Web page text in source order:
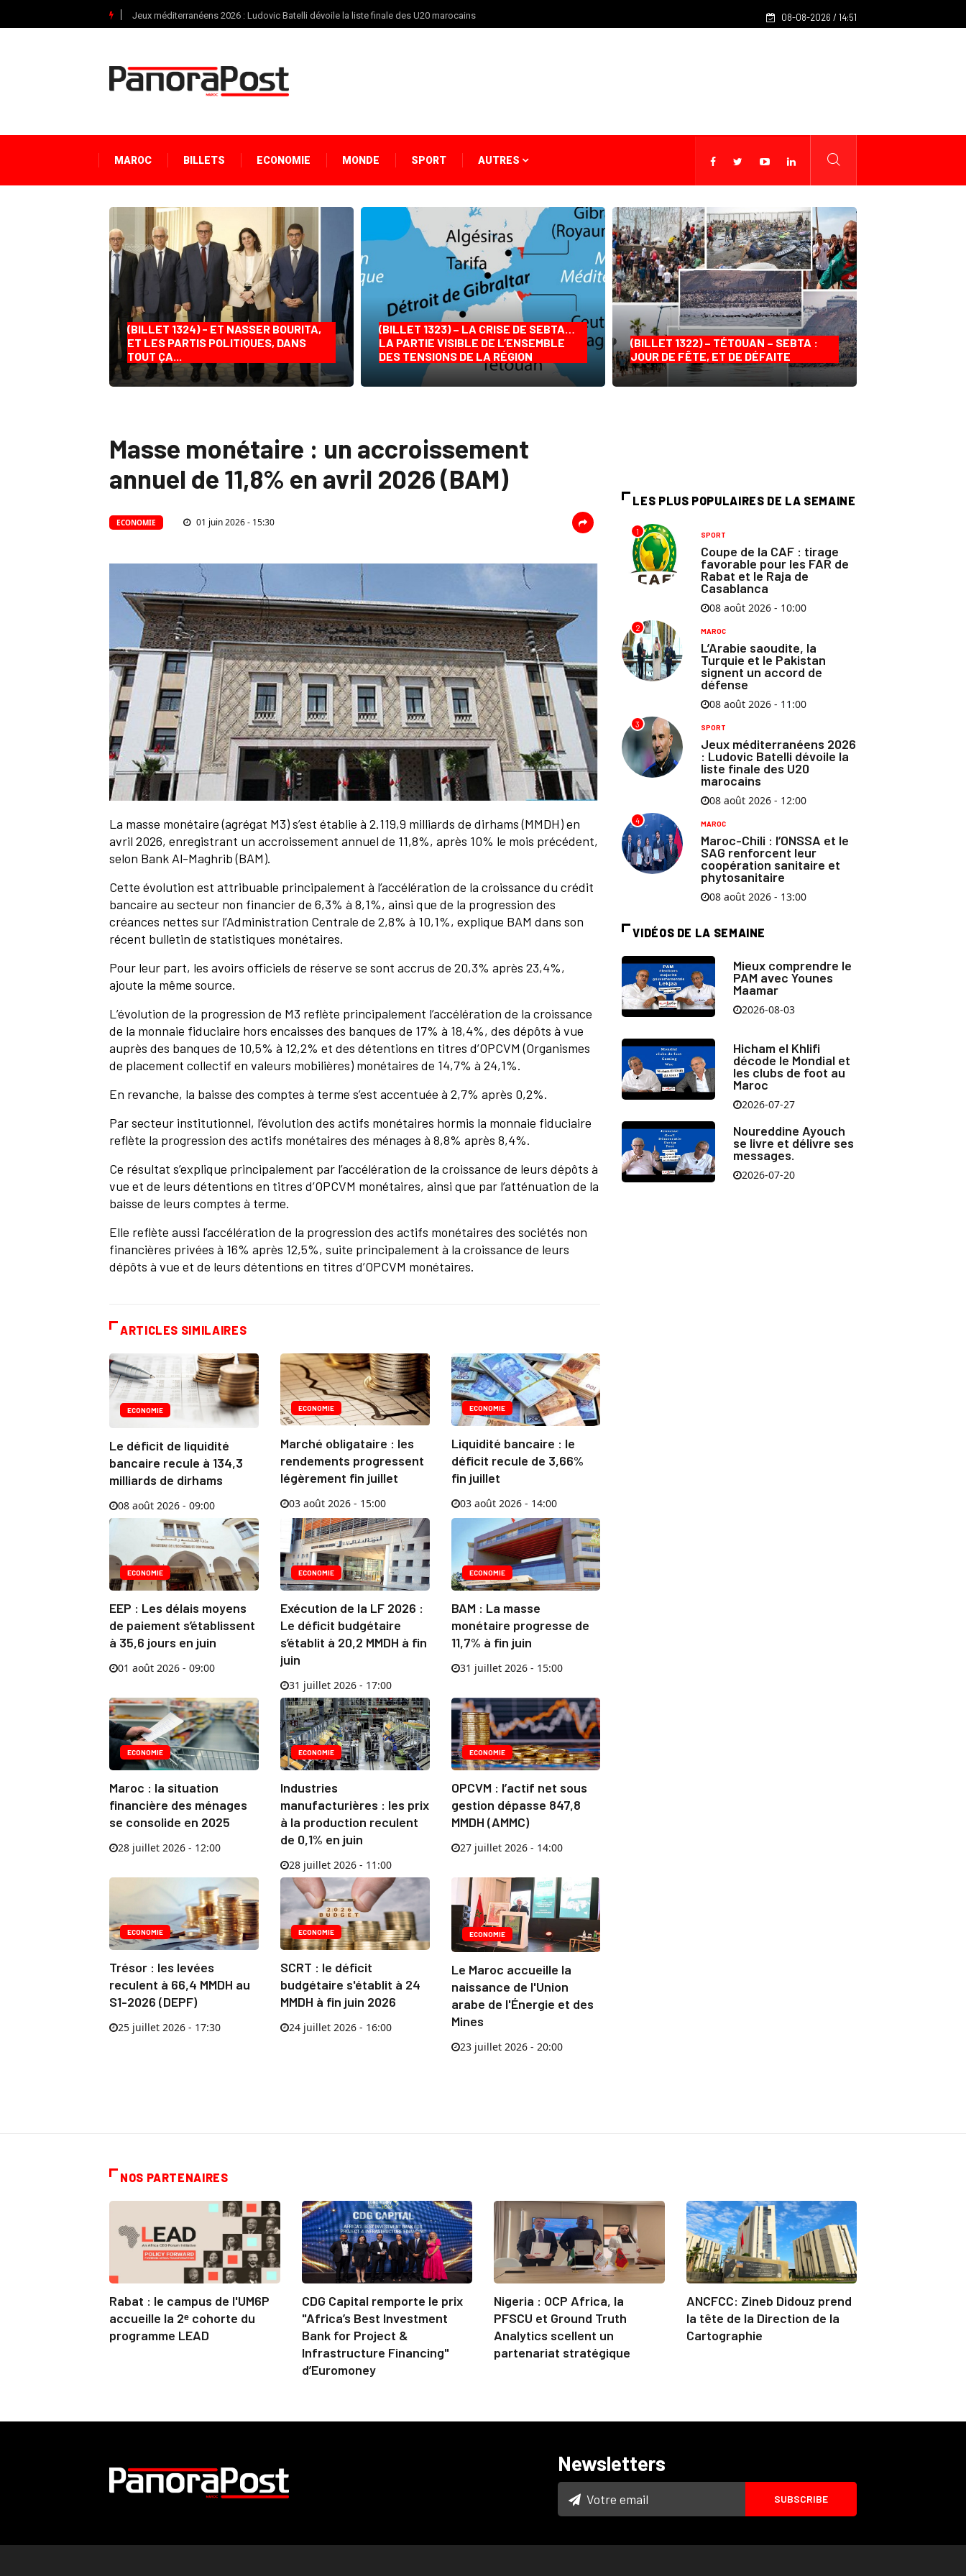
Jeux méditerranéens 2026 : Ludovic Batelli dévoile la liste finale des U20 marocains L’Arabie saoudite, la Turquie et le Pakistan signent un accord
08-08-2026 / 14:51
MAROC BILLETS ECONOMIE MONDE SPORT AUTRES
(BILLET 1324) - ET NASSER BOURITA,
ET LES PARTIS POLITIQUES, DANS
TOUT ÇA...
(BILLET 1323) – LA CRISE DE SEBTA…
LA PARTIE VISIBLE DE L’ENSEMBLE
DES TENSIONS DE LA RÉGION
(BILLET 1322) – TÉTOUAN – SEBTA :
JOUR DE FÊTE, ET DE DÉFAITE
Masse monétaire : un accroissement
annuel de 11,8% en avril 2026 (BAM)
ECONOMIE 01 juin 2026 - 15:30
La masse monétaire (agrégat M3) s’est établie à 2.119,9 milliards de dirhams (MMDH) en
avril 2026, enregistrant un accroissement annuel de 11,8%, après 10% le mois précédent,
selon Bank Al-Maghrib (BAM).
Cette évolution est attribuable principalement à l’accélération de la croissance du crédit
bancaire au secteur non financier de 6,3% à 8,1%, ainsi que de la progression des
créances nettes sur l’Administration Centrale de 2,8% à 10,1%, explique BAM dans son
récent bulletin de statistiques monétaires.
Pour leur part, les avoirs officiels de réserve se sont accrus de 20,3% après 23,4%,
ajoute la même source.
L’évolution de la progression de M3 reflète principalement l’accélération de la croissance
de la monnaie fiduciaire hors encaisses des banques de 17% à 18,4%, des dépôts à vue
auprès des banques de 10,5% à 12,2% et des détentions en titres d’OPCVM (Organismes
de placement collectif en valeurs mobilières) monétaires de 14,7% à 24,1%.
En revanche, la baisse des comptes à terme s’est accentuée à 2,7% après 0,2%.
Par secteur institutionnel, l’évolution des actifs monétaires hormis la monnaie fiduciaire
reflète la progression des actifs monétaires des ménages à 8,8% après 8,4%.
Ce résultat s’explique principalement par l’accélération de la croissance de leurs dépôts à
vue et de leurs détentions en titres d’OPCVM monétaires, ainsi que par l’atténuation de la
baisse de leurs comptes à terme.
Elle reflète aussi l’accélération de la progression des actifs monétaires des sociétés non
financières privées à 16% après 12,5%, suite principalement à la croissance de leurs
dépôts à vue et de leurs détentions en titres d’OPCVM monétaires.
ARTICLES SIMILAIRES
ECONOMIE
Le déficit de liquidité
bancaire recule à 134,3
milliards de dirhams
08 août 2026 - 09:00
ECONOMIE
Marché obligataire : les
rendements progressent
légèrement fin juillet
03 août 2026 - 15:00
ECONOMIE
Liquidité bancaire : le
déficit recule de 3,66%
fin juillet
03 août 2026 - 14:00
ECONOMIE
EEP : Les délais moyens
de paiement s’établissent
à 35,6 jours en juin
01 août 2026 - 09:00
ECONOMIE
Exécution de la LF 2026 :
Le déficit budgétaire
s’établit à 20,2 MMDH à fin
juin
31 juillet 2026 - 17:00
ECONOMIE
BAM : La masse
monétaire progresse de
11,7% à fin juin
31 juillet 2026 - 15:00
ECONOMIE
Maroc : la situation
financière des ménages
se consolide en 2025
28 juillet 2026 - 12:00
ECONOMIE
Industries
manufacturières : les prix
à la production reculent
de 0,1% en juin
28 juillet 2026 - 11:00
ECONOMIE
OPCVM : l’actif net sous
gestion dépasse 847,8
MMDH (AMMC)
27 juillet 2026 - 14:00
ECONOMIE
Trésor : les levées
reculent à 66,4 MMDH au
S1-2026 (DEPF)
25 juillet 2026 - 17:30
ECONOMIE
SCRT : le déficit
budgétaire s'établit à 24
MMDH à fin juin 2026
24 juillet 2026 - 16:00
ECONOMIE
Le Maroc accueille la
naissance de l'Union
arabe de l'Énergie et des
Mines
23 juillet 2026 - 20:00
LES PLUS POPULAIRES DE LA SEMAINE
1 SPORT
Coupe de la CAF : tirage
favorable pour les FAR de
Rabat et le Raja de
Casablanca
08 août 2026 - 10:00
2 MAROC
L’Arabie saoudite, la
Turquie et le Pakistan
signent un accord de
défense
08 août 2026 - 11:00
3 SPORT
Jeux méditerranéens 2026
: Ludovic Batelli dévoile la
liste finale des U20
marocains
08 août 2026 - 12:00
4 MAROC
Maroc-Chili : l’ONSSA et le
SAG renforcent leur
coopération sanitaire et
phytosanitaire
08 août 2026 - 13:00
VIDÉOS DE LA SEMAINE
Mieux comprendre le
PAM avec Younes
Maamar
2026-08-03
Hicham el Khlifi
décode le Mondial et
les clubs de foot au
Maroc
2026-07-27
Noureddine Ayouch
se livre et délivre ses
messages.
2026-07-20
NOS PARTENAIRES
Rabat : le campus de l'UM6P
accueille la 2ᵉ cohorte du
programme LEAD
CDG Capital remporte le prix
"Africa’s Best Investment
Bank for Project &
Infrastructure Financing"
d’Euromoney
Nigeria : OCP Africa, la
PFSCU et Ground Truth
Analytics scellent un
partenariat stratégique
ANCFCC: Zineb Didouz prend
la tête de la Direction de la
Cartographie
Newsletters